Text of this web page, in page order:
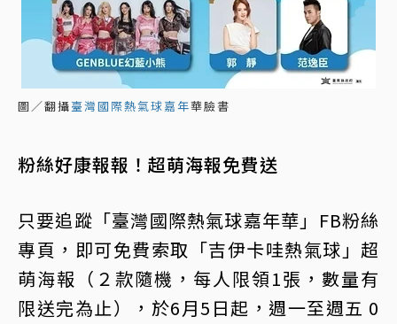
圖／翻攝臺灣國際熱氣球嘉年華臉書
粉絲好康報報！超萌海報免費送
只要追蹤「臺灣國際熱氣球嘉年華」FB粉絲
專頁，即可免費索取「吉伊卡哇熱氣球」超
萌海報（２款隨機，每人限領1張，數量有
限送完為止），於6月5日起，週一至週五 0